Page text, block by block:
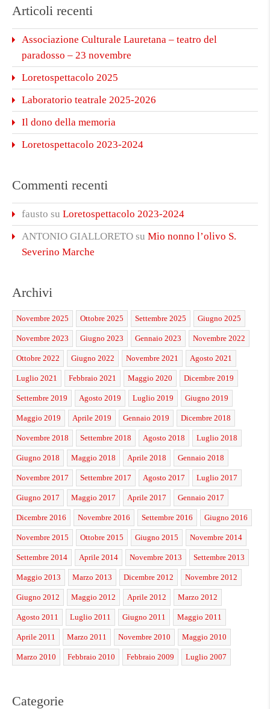
Articoli recenti
Associazione Culturale Lauretana – teatro del
paradosso – 23 novembre
Loretospettacolo 2025
Laboratorio teatrale 2025-2026
Il dono della memoria
Loretospettacolo 2023-2024
Commenti recenti
fausto su Loretospettacolo 2023-2024
ANTONIO GIALLORETO su Mio nonno l’olivo S.
Severino Marche
Archivi
Novembre 2025 Ottobre 2025 Settembre 2025 Giugno 2025
Novembre 2023 Giugno 2023 Gennaio 2023 Novembre 2022
Ottobre 2022 Giugno 2022 Novembre 2021 Agosto 2021
Luglio 2021 Febbraio 2021 Maggio 2020 Dicembre 2019
Settembre 2019 Agosto 2019 Luglio 2019 Giugno 2019
Maggio 2019 Aprile 2019 Gennaio 2019 Dicembre 2018
Novembre 2018 Settembre 2018 Agosto 2018 Luglio 2018
Giugno 2018 Maggio 2018 Aprile 2018 Gennaio 2018
Novembre 2017 Settembre 2017 Agosto 2017 Luglio 2017
Giugno 2017 Maggio 2017 Aprile 2017 Gennaio 2017
Dicembre 2016 Novembre 2016 Settembre 2016 Giugno 2016
Novembre 2015 Ottobre 2015 Giugno 2015 Novembre 2014
Settembre 2014 Aprile 2014 Novembre 2013 Settembre 2013
Maggio 2013 Marzo 2013 Dicembre 2012 Novembre 2012
Giugno 2012 Maggio 2012 Aprile 2012 Marzo 2012
Agosto 2011 Luglio 2011 Giugno 2011 Maggio 2011
Aprile 2011 Marzo 2011 Novembre 2010 Maggio 2010
Marzo 2010 Febbraio 2010 Febbraio 2009 Luglio 2007
Categorie